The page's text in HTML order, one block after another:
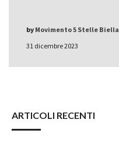
31 dicembre 2023
by Movimento 5 Stelle Biella
ARTICOLI RECENTI